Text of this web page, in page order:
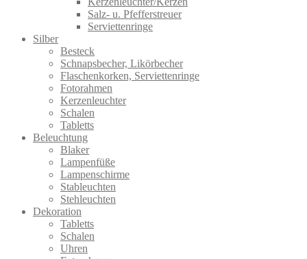
Salz- u. Pfefferstreuer
Serviettenringe
Silber
Besteck
Schnapsbecher, Likörbecher
Flaschenkorken, Serviettenringe
Fotorahmen
Kerzenleuchter
Schalen
Tabletts
Beleuchtung
Blaker
Lampenfüße
Lampenschirme
Stableuchten
Stehleuchten
Dekoration
Tabletts
Schalen
Uhren